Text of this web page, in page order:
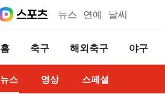
뉴스 연예 날씨
홈 축구 해외축구 야구
뉴스 영상 스페셜